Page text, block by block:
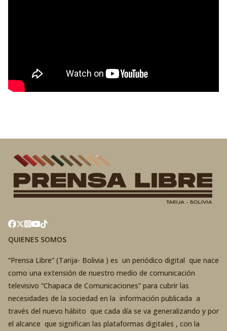
QUIENES SOMOS
“Prensa Libre” (Tarija- Bolivia ) es un periódico digital que nace
como una extensión de nuestro medio de comunicación
televisivo “Chapaca de Comunicaciones” para cubrir las
necesidades de la sociedad en la información publicada a
través del nuevo hábito que cada día se va generalizando y por
el alcance que significan las plataformas digitales , con la